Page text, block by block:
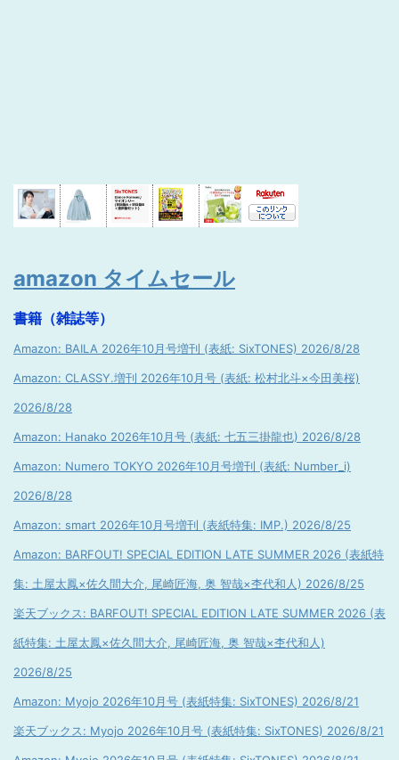
amazon タイムセール
書籍（雑誌等）
Amazon: BAILA 2026年10月号増刊 (表紙: SixTONES) 2026/8/28
Amazon: CLASSY.増刊 2026年10月号 (表紙: 松村北斗×今田美桜)
2026/8/28
Amazon: Hanako 2026年10月号 (表紙: 七五三掛龍也) 2026/8/28
Amazon: Numero TOKYO 2026年10月号増刊 (表紙: Number_i)
2026/8/28
Amazon: smart 2026年10月号増刊 (表紙特集: IMP.) 2026/8/25
Amazon: BARFOUT! SPECIAL EDITION LATE SUMMER 2026 (表紙特
集: 土屋太鳳×佐久間大介, 尾崎匠海, 奥 智哉×杢代和人) 2026/8/25
楽天ブックス: BARFOUT! SPECIAL EDITION LATE SUMMER 2026 (表
紙特集: 土屋太鳳×佐久間大介, 尾崎匠海, 奥 智哉×杢代和人)
2026/8/25
Amazon: Myojo 2026年10月号 (表紙特集: SixTONES) 2026/8/21
楽天ブックス: Myojo 2026年10月号 (表紙特集: SixTONES) 2026/8/21